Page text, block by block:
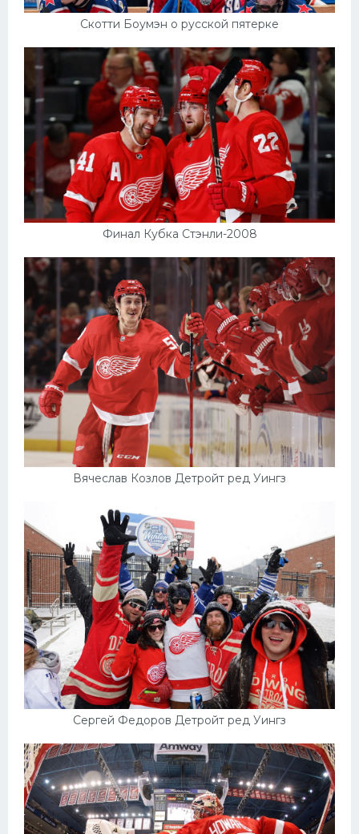
Скотти Боумэн о русской пятерке
Финал Кубка Стэнли-2008
Вячеслав Козлов Детройт ред Уингз
Сергей Федоров Детройт ред Уингз